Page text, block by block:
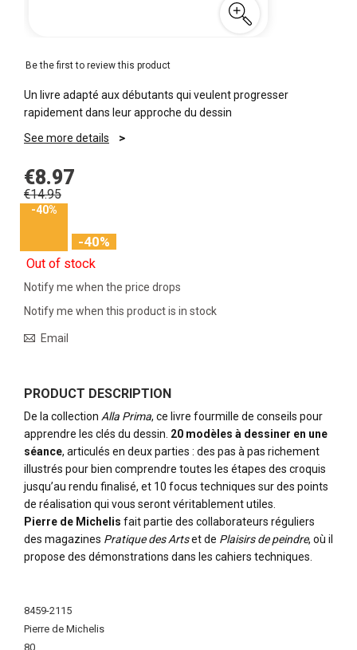
Be the first to review this product
Un livre adapté aux débutants qui veulent progresser
rapidement dans leur approche du dessin
See more details
€8.97
€14.95
-40%
-40%
Out of stock
Notify me when the price drops
Notify me when this product is in stock
Email
PRODUCT DESCRIPTION
De la collection Alla Prima, ce livre fourmille de conseils pour
apprendre les clés du dessin. 20 modèles à dessiner en une
séance, articulés en deux parties : des pas à pas richement
illustrés pour bien comprendre toutes les étapes des croquis
jusqu’au rendu finalisé, et 10 focus techniques sur des points
de réalisation qui vous seront véritablement utiles.
Pierre de Michelis fait partie des collaborateurs réguliers
des magazines Pratique des Artset de Plaisirs de peindre, où il
propose des démonstrations dans les cahiers techniques.
Information
8459-2115
Pierre de Michelis
80